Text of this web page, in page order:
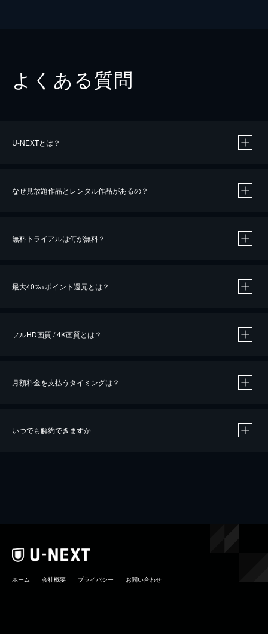
よくある質問
U-NEXTとは？
なぜ見放題作品とレンタル作品があるの？
無料トライアルは何が無料？
最大40%※ポイント還元とは？
※40％ポイント還元の対象は、クレジットカード決済による作品の購入 / レンタルです。
iOSアプリのUコイン決済による作品の購入 / レンタルは、20％のポイント還元です。
フルHD画質 / 4K画質とは？
月額料金を支払うタイミングは？
いつでも解約できますか
ホーム 会社概要 プライバシー お問い合わせ